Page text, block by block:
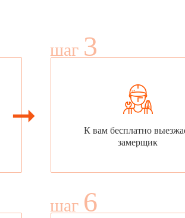
шаг 3
К вам бесплатно
замерщик
шаг 6